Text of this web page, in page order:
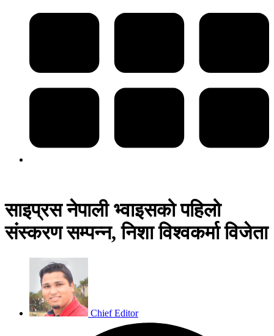
साइप्रस नेपाली भ्वाइसको पहिलो
संस्करण सम्पन्न, निशा विश्वकर्मा विजेता
Chief Editor